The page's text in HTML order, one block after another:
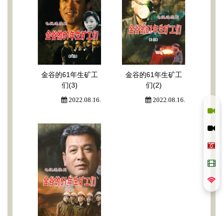
金谷的61年生矿工
们(3)
2022.08.16.
金谷的61年生矿工
们(2)
2022.08.16.